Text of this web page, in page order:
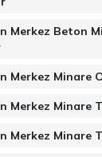
Merkez Beton
Merkez Minare
Merkez Minare
Merkez Minare